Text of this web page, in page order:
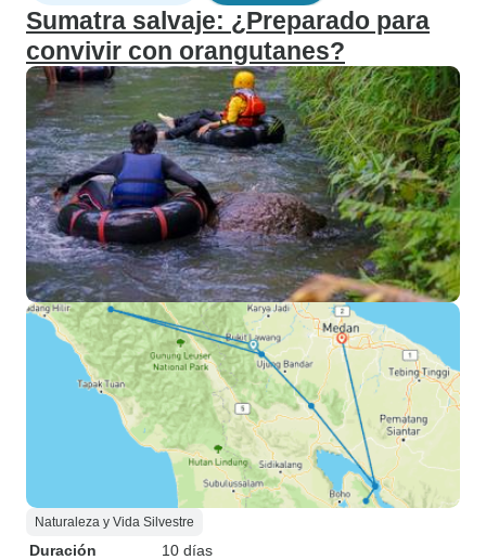
Sumatra salvaje: ¿Preparado para
convivir con orangutanes?
Naturaleza y Vida Silvestre
Duración
10 días